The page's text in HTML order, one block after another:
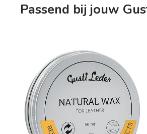
Passend bij jouw